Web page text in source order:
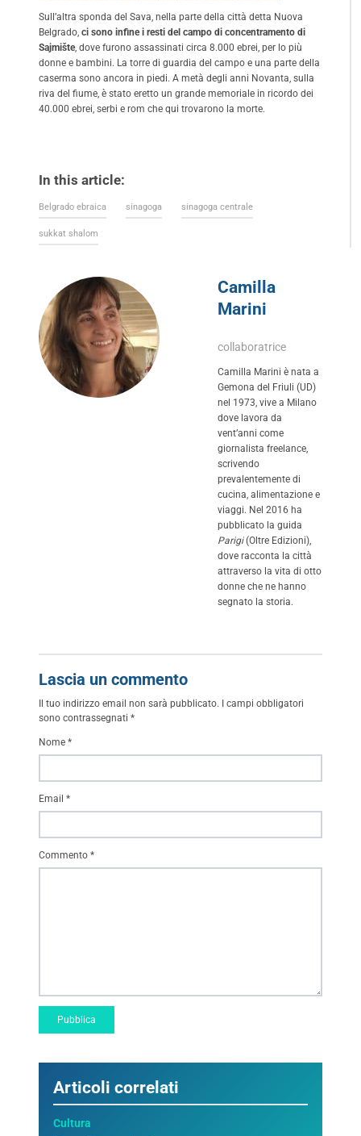
Articoli correlati
Cultura
Sull’altra sponda del Sava, nella parte della città detta Nuova
Belgrado, ci sono infine i resti del campo di concentramento di
Sajmište, dove furono assassinati circa 8.000 ebrei, per lo più
donne e bambini. La torre di guardia del campo e una parte della
caserma sono ancora in piedi. A metà degli anni Novanta, sulla
riva del fiume, è stato eretto un grande memoriale in ricordo dei
40.000 ebrei, serbi e rom che qui trovarono la morte.
In this article:
Belgrado ebraica sinagoga sinagoga centrale
sukkat shalom
Camilla
Marini
collaboratrice
Camilla Marini è nata a
Gemona del Friuli (UD)
nel 1973, vive a Milano
dove lavora da
vent’anni come
giornalista freelance,
scrivendo
prevalentemente di
cucina, alimentazione e
viaggi. Nel 2016 ha
pubblicato la guida
Parigi(Oltre Edizioni),
dove racconta la città
attraverso la vita di otto
donne che ne hanno
segnato la storia.
Lascia un commento
Il tuo indirizzo email non sarà pubblicato. I campi obbligatori
sono contrassegnati *
Commento *
Nome *
Email *